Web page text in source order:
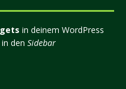
in deinem WordPress
den Sidebar